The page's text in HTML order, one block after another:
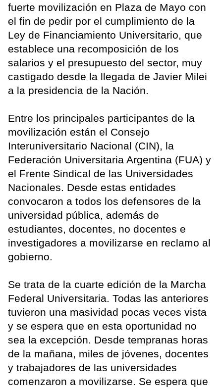
fuerte movilización en Plaza de Mayo con
el fin de pedir por el cumplimiento de la
Ley de Financiamiento Universitario, que
establece una recomposición de los
salarios y el presupuesto del sector, muy
castigado desde la llegada de Javier Milei
a la presidencia de la Nación.
Entre los principales participantes de la
movilización están el Consejo
Interuniversitario Nacional (CIN), la
Federación Universitaria Argentina (FUA) y
el Frente Sindical de las Universidades
Nacionales. Desde estas entidades
convocaron a todos los defensores de la
universidad pública, además de
estudiantes, docentes, no docentes e
investigadores a movilizarse en reclamo al
gobierno.
Se trata de la cuarte edición de la Marcha
Federal Universitaria. Todas las anteriores
tuvieron una masividad pocas veces vista
y se espera que en esta oportunidad no
sea la excepción. Desde tempranas horas
de la mañana, miles de jóvenes, docentes
y trabajadores de las universidades
comenzaron a movilizarse. Se espera que